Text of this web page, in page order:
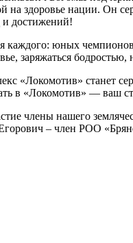
на здоровье нации. Он
и достижений!
каждого: юных
заряжаться
«Локомотив» станет
в «Локомотив» — ваш
члены нашего
– член РОО